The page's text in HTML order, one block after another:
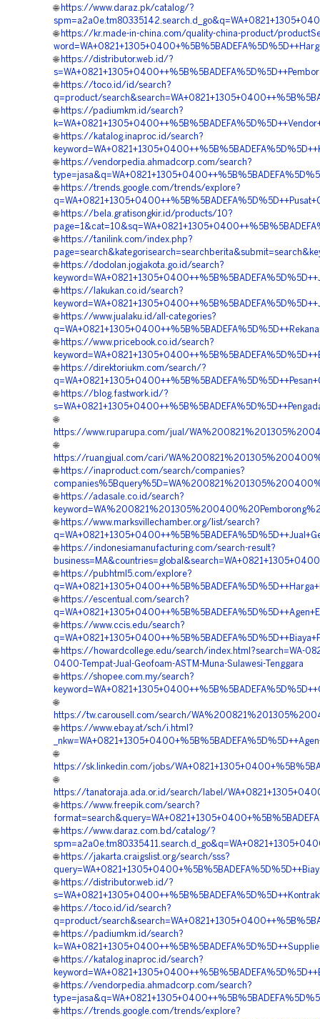
🌐 https://www.daraz.pk/catalog/?
🌐 https://kr.made-in-china.com/quality-china-product/
🌐 https://distributor.web.id/?
🌐 https://toco.id/id/search?
q=product/
🌐 https://padiumkm.id/search?
🌐 https://katalog.inaproc.id/search?
🌐 https://vendorpedia.ahmadcorp.com/search?
🌐 https://trends.google.com/trends/explore?
🌐 https://bela.gratisongkir.id/products/10?
🌐 https://tanilink.com/index.php?
🌐 https://dodolan.jogjakota.go.id/search?
🌐 https://lakukan.co.id/search?
🌐 https://www.jualaku.id/all-categories?
🌐 https://www.pricebook.co.id/search?
🌐 https://direktoriukm.com/search/?
🌐 https://blog.fastwork.id/?
🌐
https://www.ruparupa.com/jual/
🌐
https://ruangjual.com/cari/
🌐 https://inaproduct.com/search/companies?
🌐 https://adasale.co.id/search?
🌐 https://www.marksvillechamber.org/list/search?
🌐 https://indonesiamanufacturing.com/search-result?
🌐 https://pubhtml5.com/explore?
🌐 https://escentual.com/search?
🌐 https://www.ccis.edu/search?
🌐 https://howardcollege.edu/search/index.html?search=WA-
0400-Tempat-Jual-Geofoam-ASTM-Muna-Sulawesi-Tenggara
🌐 https://shopee.com.my/search?
🌐
https://tw.carousell.com/search/
🌐 https://www.ebay.at/sch/i.html?
🌐
https://sk.linkedin.com/jobs/
🌐
https://tanatoraja.ada.or.id/search/label/
🌐 https://www.freepik.com/search?
🌐 https://www.daraz.com.bd/catalog/?
🌐 https://jakarta.craigslist.org/search/sss?
🌐 https://distributor.web.id/?
🌐 https://toco.id/id/search?
q=product/
🌐 https://padiumkm.id/search?
🌐 https://katalog.inaproc.id/search?
🌐 https://vendorpedia.ahmadcorp.com/search?
🌐 https://trends.google.com/trends/explore?